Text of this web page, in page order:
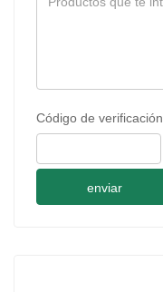
Código de verificación
enviar